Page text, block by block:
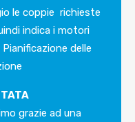
le coppie richieste
indica i motori
delle
grazie ad una